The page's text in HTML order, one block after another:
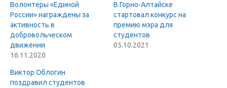
Волонтеры «Единой
России» награждены за
активность в
добровольческом
движении
16.11.2020
В Горно-Алтайске
стартовал конкурс на
премию мэра для
студентов
05.10.2021
Виктор Облогин
поздравил студентов